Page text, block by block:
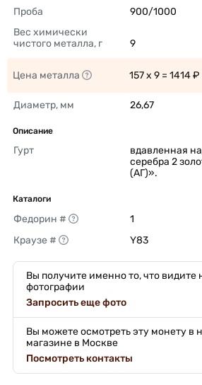
Проба
900/1000
Вес химически
чистого металла, г
9
Цена металла 157 x 9 = 1414 ₽
Диаметр, мм 26,67
Описание
Гурт
вдавленная
серебра 2
(АГ)».
Каталоги
Федорин #
1
Краузе #
Y83
Вы получите именно то, что видите
фотографии
Запросить еще фото
Вы можете осмотреть эту монету в
магазине в Москве
Посмотреть контакты